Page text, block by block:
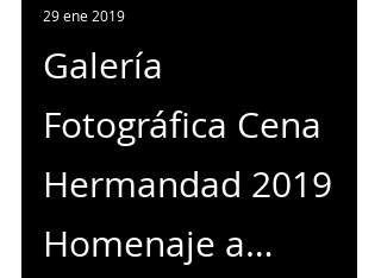
únicos
Galería
Fotográfica Cena
Hermandad 2019
Homenaje a
29 ene 2019